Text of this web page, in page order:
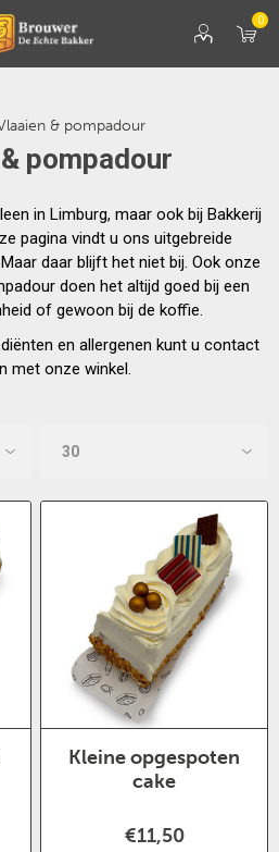
0
& pompadour
pompadour
in Limburg, maar ook bij Bakkerij
pagina vindt u ons uitgebreide
daar blijft het niet bij. Ook onze
doen het altijd goed bij een
of gewoon bij de koffie.
en allergenen kunt u contact
met onze winkel.
Kleine opgespoten
cake
€11,50